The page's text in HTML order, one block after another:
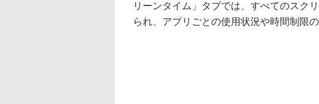
リーンタイム」タブでは、すべてのスク
られ、アプリごとの使用状況や時間制限の